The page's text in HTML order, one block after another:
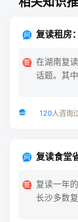
复读租房
在湖南复
话题。其
120人咨询
复读食堂
复读一年
长沙多数